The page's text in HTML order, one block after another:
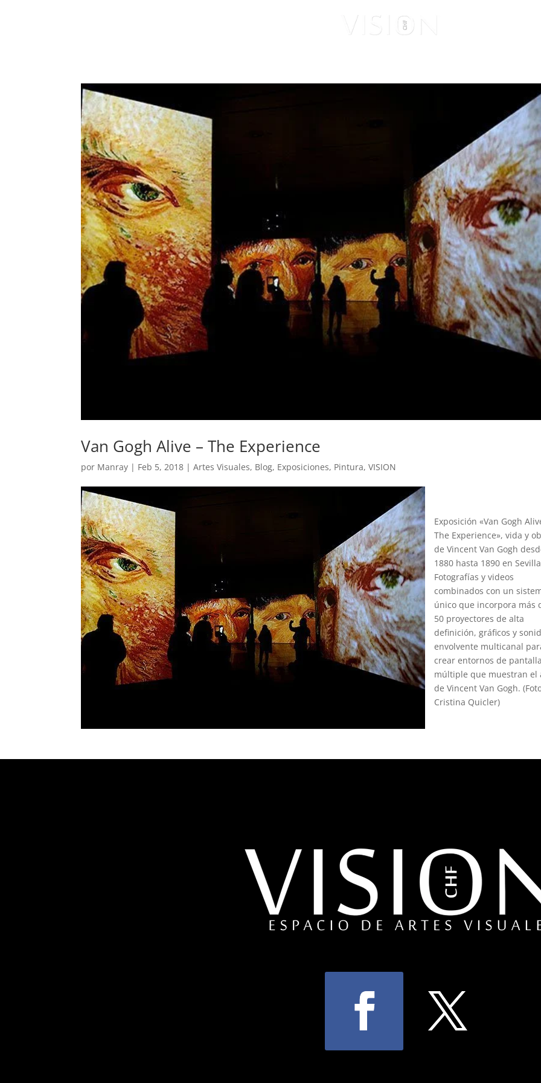
Van Gogh Alive – The Experience
por Manray | Feb 5, 2018 |Artes Visuales, Blog, Exposiciones, Pintura,VISION
Exposición «Van Gogh
The Experience», vida y
de Vincent Van Gogh
1880 hasta 1890 en
Fotografías y videos
combinados con un
único que incorpora más
50 proyectores de alta
definición, gráficos y
envolvente multicanal
crear entornos de pantalla
múltiple que muestran el
de Vincent Van Gogh.
Cristina Quicler)